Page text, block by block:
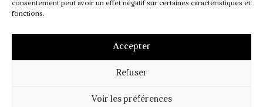
consentement peut avoir un effet négatif sur certaines caractéristiques et
fonctions.
Accepter
Refuser
Voir les préférences
MENTIONS LÉGALES
POLITIQUE DE COOKIES (UE)